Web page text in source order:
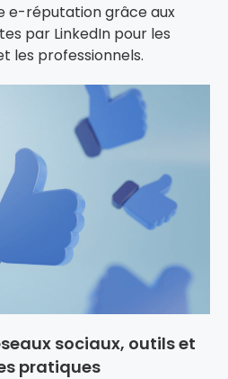
e-réputation grâce aux
par LinkedIn pour les
les professionnels.
sociaux, outils et
pratiques